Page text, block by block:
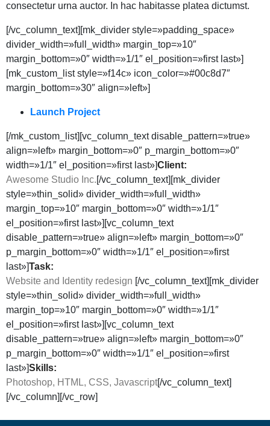
consectetur urna auctor. In hac habitasse platea dictumst.
[/vc_column_text][mk_divider style=»padding_space»
divider_width=»full_width» margin_top=»10″
margin_bottom=»0″ width=»1/1″ el_position=»first last»]
[mk_custom_list style=»f14c» icon_color=»#00c8d7″
margin_bottom=»30″ align=»left»]
Launch Project
[/mk_custom_list][vc_column_text disable_pattern=»true»
align=»left» margin_bottom=»0″ p_margin_bottom=»0″
width=»1/1″ el_position=»first last»]Client:
Awesome Studio Inc.[/vc_column_text][mk_divider
style=»thin_solid» divider_width=»full_width»
margin_top=»10″ margin_bottom=»0″ width=»1/1″
el_position=»first last»][vc_column_text
disable_pattern=»true» align=»left» margin_bottom=»0″
p_margin_bottom=»0″ width=»1/1″ el_position=»first
last»]Task:
Website and Identity redesign [/vc_column_text][mk_divider
style=»thin_solid» divider_width=»full_width»
margin_top=»10″ margin_bottom=»0″ width=»1/1″
el_position=»first last»][vc_column_text
disable_pattern=»true» align=»left» margin_bottom=»0″
p_margin_bottom=»0″ width=»1/1″ el_position=»first
last»]Skills:
Photoshop, HTML, CSS, Javascript[/vc_column_text]
[/vc_column][/vc_row]